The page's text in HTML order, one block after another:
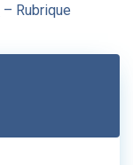
– Rubrique